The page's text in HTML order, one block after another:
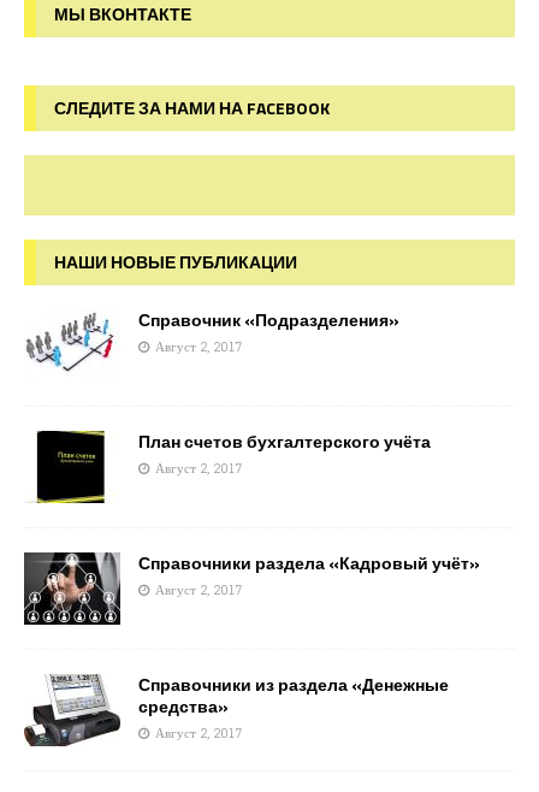
МЫ ВКОНТАКТЕ
СЛЕДИТЕ ЗА НАМИ НА FACEBOOK
НАШИ НОВЫЕ ПУБЛИКАЦИИ
Справочник «Подразделения»
Август 2, 2017
План счетов бухгалтерского учёта
Август 2, 2017
Справочники раздела «Кадровый учёт»
Август 2, 2017
Справочники из раздела «Денежные
средства»
Август 2, 2017